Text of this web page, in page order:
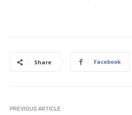
Share Facebook
PREVIOUS ARTICLE